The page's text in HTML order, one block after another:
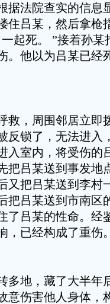
据法院查实的信息
住吕某，然后拿枪
起死。 ”接着孙某
。他以为吕某已经
，周围邻居立即
反锁了，无法进入
入室内，将受伤的
把吕某送到事发地
又把吕某送到李村
把吕某送到市南区
了吕某的性命。经
，已经构成了重伤
地，藏了大半年
意伤害他人身体，